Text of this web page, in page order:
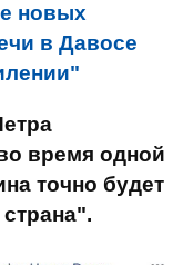
новых
в Давосе
время одной
точно будет